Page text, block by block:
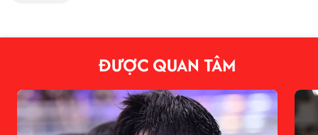
ĐƯỢC QUAN TÂM